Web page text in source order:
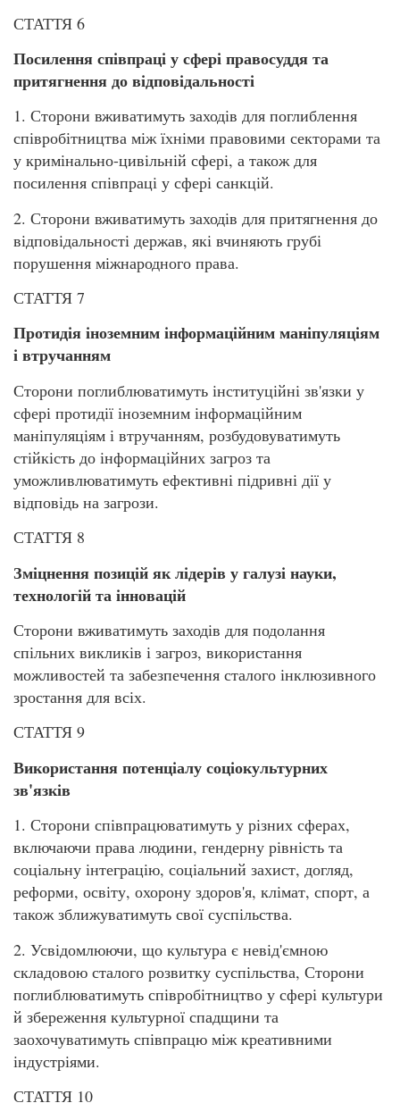
СТАТТЯ 6
Посилення співпраці у сфері правосуддя та
притягнення до відповідальності
1. Сторони вживатимуть заходів для поглиблення
співробітництва між їхніми правовими секторами та
у кримінально-цивільній сфері, а також для
посилення співпраці у сфері санкцій.
2. Сторони вживатимуть заходів для притягнення до
відповідальності держав, які вчиняють грубі
порушення міжнародного права.
СТАТТЯ 7
Протидія іноземним інформаційним маніпуляціям
і втручанням
Сторони поглиблюватимуть інституційні зв'язки у
сфері протидії іноземним інформаційним
маніпуляціям і втручанням, розбудовуватимуть
стійкість до інформаційних загроз та
уможливлюватимуть ефективні підривні дії у
відповідь на загрози.
СТАТТЯ 8
Зміцнення позицій як лідерів у галузі науки,
технологій та інновацій
Сторони вживатимуть заходів для подолання
спільних викликів і загроз, використання
можливостей та забезпечення сталого інклюзивного
зростання для всіх.
СТАТТЯ 9
Використання потенціалу соціокультурних
зв'язків
1. Сторони співпрацюватимуть у різних сферах,
включаючи права людини, гендерну рівність та
соціальну інтеграцію, соціальний захист, догляд,
реформи, освіту, охорону здоров'я, клімат, спорт, а
також зближуватимуть свої суспільства.
2. Усвідомлюючи, що культура є невід'ємною
складовою сталого розвитку суспільства, Сторони
поглиблюватимуть співробітництво у сфері культури
й збереження культурної спадщини та
заохочуватимуть співпрацю між креативними
індустріями.
СТАТТЯ 10